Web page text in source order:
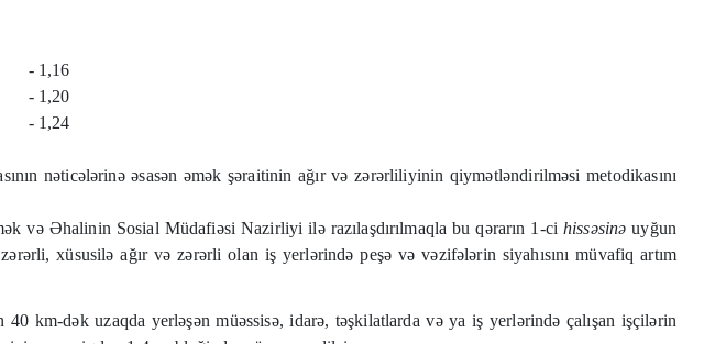
- 1,16
- 1,20
- 1,24
nəticələrinə əsasən əmək şəraitinin ağır və zərərliliyinin qiymətləndirilməsi metodikasını
və Əhalinin Sosial Müdafiəsi Nazirliyi ilə razılaşdırılmaqla bu qərarın 1-ci hissəsinə uyğun
xüsusilə ağır və zərərli olan iş yerlərində peşə və vəzifələrin siyahısını müvafiq artım
km-dək uzaqda yerləşən müəssisə, idarə, təşkilatlarda və ya iş yerlərində çalışan işçilərin